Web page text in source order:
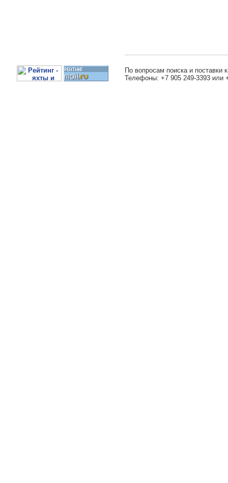
По вопросам поиска и поставки
Телефоны: +7 905 249-3393 или